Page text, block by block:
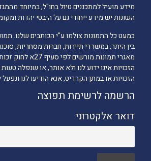
מידע מועיל למתכננים טיול בחו"ל, במיוחד
השונות יש מידע ייחודי גם על היבטי יהדות
כמעט כל התמונות צולמו ע"י הכותבים שלנו.
בין היתר, במשרדי תיירות, חברות מסחריות,
מאגרי תמונות מורשים
הזכויות אינו ידוע לנו ולא אותר, או שנפלה טעות
הזכויות או במתן הקרדיט, אנא הודיעו לנו
הרשמה לרשימת תפוצה
דואר אלקטרוני